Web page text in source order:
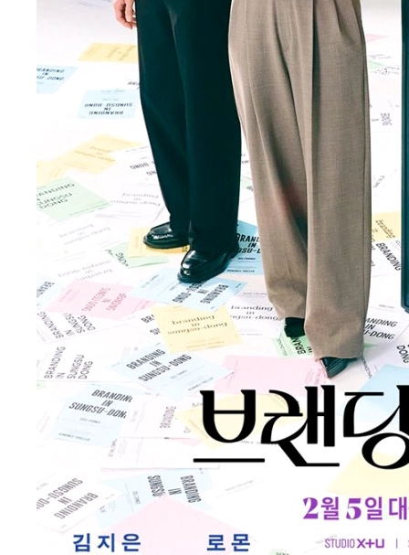
hình ảnh dũng cảm, hướng ngoại trong tác
phẩm trước.
Và đến năm 2024, Park Solomonđã khiến
khán giả bất ngờ khi trở lại với một bộ phim
tình cảm lãng mạn, giả tưởng mang tên
hôn ở Seongsu – Branding in Seongsu (2024)’
.
Trong tác phẩm này, anh đảm nhận vai chính,
mang đến hình ảnh một chàng trai quyến rũ,
tài năng trong bối cảnh công sở đầy cạnh
tranh. Đây là cơ hội để Park Solomonthể hiện
khả năng diễn xuất trong thể loại rom-com,
một lĩnh vực đòi hỏi sự tinh tế và duyên dáng.
Bộ phim này tiếp tục cho thấy anh không ngại
thử sức mình ở nhiều thể loại, từ hành động,
kinh dị, tâm lý đến lãng mạn, từng bước định
hình một sự nghiệp diễn xuất vững chắc và đa